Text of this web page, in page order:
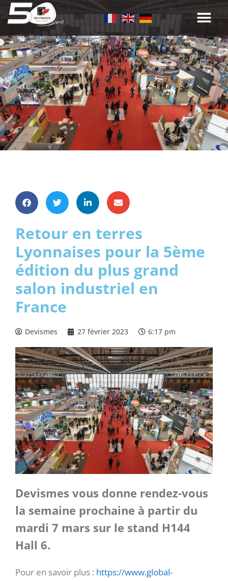
Retour en terres
Lyonnaises pour la 5ème
édition du plus grand
salon industriel en
France
Devismes 27 février 2023 6:17 pm
Devismes vous donne rendez-vous
la semaine prochaine à partir du
mardi 7 mars sur le stand H144
Hall 6.
Pour en savoir plus : https://www.global-